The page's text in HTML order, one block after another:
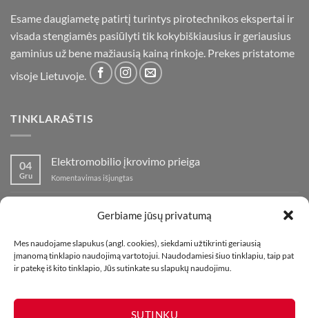
Gerbiame jūsų privatumą
Mes naudojame slapukus (angl. cookies), siekdami užtikrinti geriausią
įmanomą tinklapio naudojimą vartotojui. Naudodamiesi šiuo tinklapiu, taip pat
ir patekę iš kito tinklapio, Jūs sutinkate su slapukų naudojimu.
SUTINKU
Esame daugiametę patirtį turintys pirotechnikos ekspertai ir
visada stengiamės pasiūlyti tik kokybiškiausius ir geriausius
gaminius už bene mažiausią kainą rinkoje. Prekes pristatome
visoje Lietuvoje.
TINKLARAŠTIS
04
Gru
Elektromobilio įkrovimo prieiga
Komentavimas išjungtas
prieiga
Komentavimas išjungtasįraše
fejerverkų
parduotuvė
Klaipedoje!
01
Lap
Kaip fotografuoti fejerverkus
Komentavimas išjungtasįraše
fejerverkus